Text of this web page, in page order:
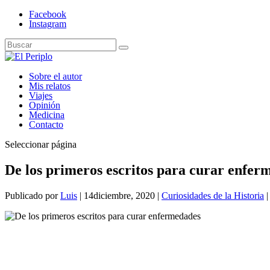
Facebook
Instagram
Sobre el autor
Mis relatos
Viajes
Opinión
Medicina
Contacto
Seleccionar página
De los primeros escritos para curar
Publicado porLuis | 14diciembre, 2020 | Curiosidades de la Historia |